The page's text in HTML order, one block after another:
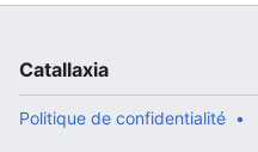
Catallaxia
Politique de confidentialité